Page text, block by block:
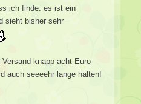
ich finde: es ist ein
sieht bisher sehr
knapp acht Euro
auch seeeehr lange halten!